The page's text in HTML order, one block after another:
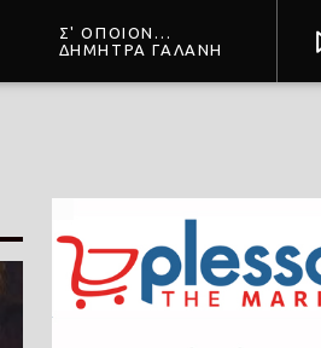
Σ' ΟΠΟΙΟΝ
ΑΡΕΣΟΥΜΕ
ΔΗΜΗΤΡΑ ΓΑΛΑΝΗ